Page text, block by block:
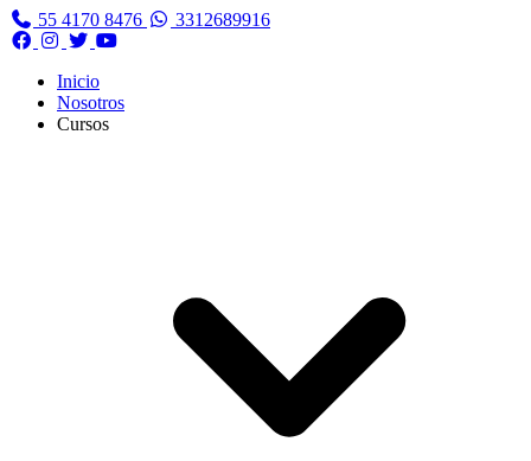
55 4170 8476
3312689916
Facebook
Instagram
Twitter
Inicio
Nosotros
Cursos